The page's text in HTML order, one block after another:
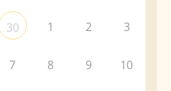
30 1 2 3
7 8 9 10